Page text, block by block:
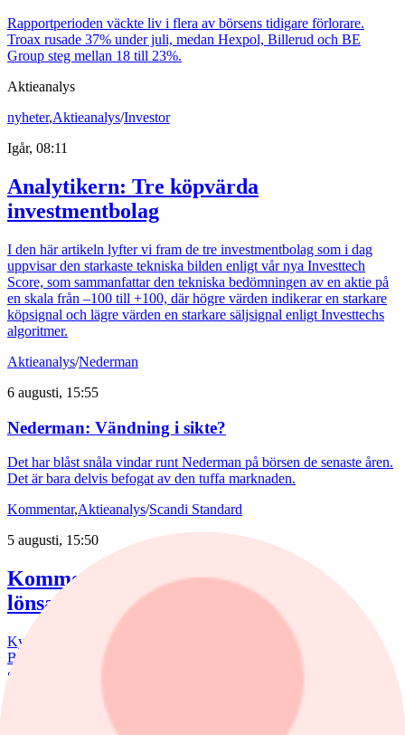
Rapportperioden väckte liv i flera av börsens tidigare förlorare.
Troax rusade 37% under juli, medan Hexpol, Billerud och BE
Group steg mellan 18 till 23%.
Aktieanalys
nyheter,Aktieanalys/Investor
Igår, 08:11
Analytikern: Tre köpvärda
investmentbolag
I den här artikeln lyfter vi fram de tre investmentbolag som i dag
uppvisar den starkaste tekniska bilden enligt vår nya Investtech
Score, som sammanfattar den tekniska bedömningen av en aktie på
en skala från –100 till +100, där högre värden indikerar en starkare
köpsignal och lägre värden en starkare säljsignal enligt Investtechs
algoritmer.
Aktieanalys/Nederman
6 augusti, 15:55
Nederman: Vändning i sikte?
Det har blåst snåla vindar runt Nederman på börsen de senaste åren.
Det är bara delvis befogat av den tuffa marknaden.
Kommentar,Aktieanalys/Scandi Standard
5 augusti, 15:50
Kommentar: Kan nuggets bli lika
lönsamma som kycklingfilé?
Kycklingproducenten Scandi Standard håller hög fart i affärerna.
Bredden är uppfriskande och flera av affärerna kan bli riktiga
guldklimpar (nuggets). Fast då vill det till att just storsatsningen på
Bostadsmarknad